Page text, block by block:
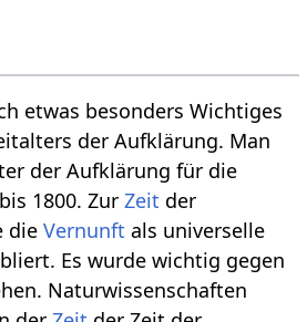
etwas besonders Wichtiges
der Aufklärung. Man
der Aufklärung für die
1800. ZurZeit der
dieVernunft als universelle
Es wurde wichtig gegen
Naturwissenschaften